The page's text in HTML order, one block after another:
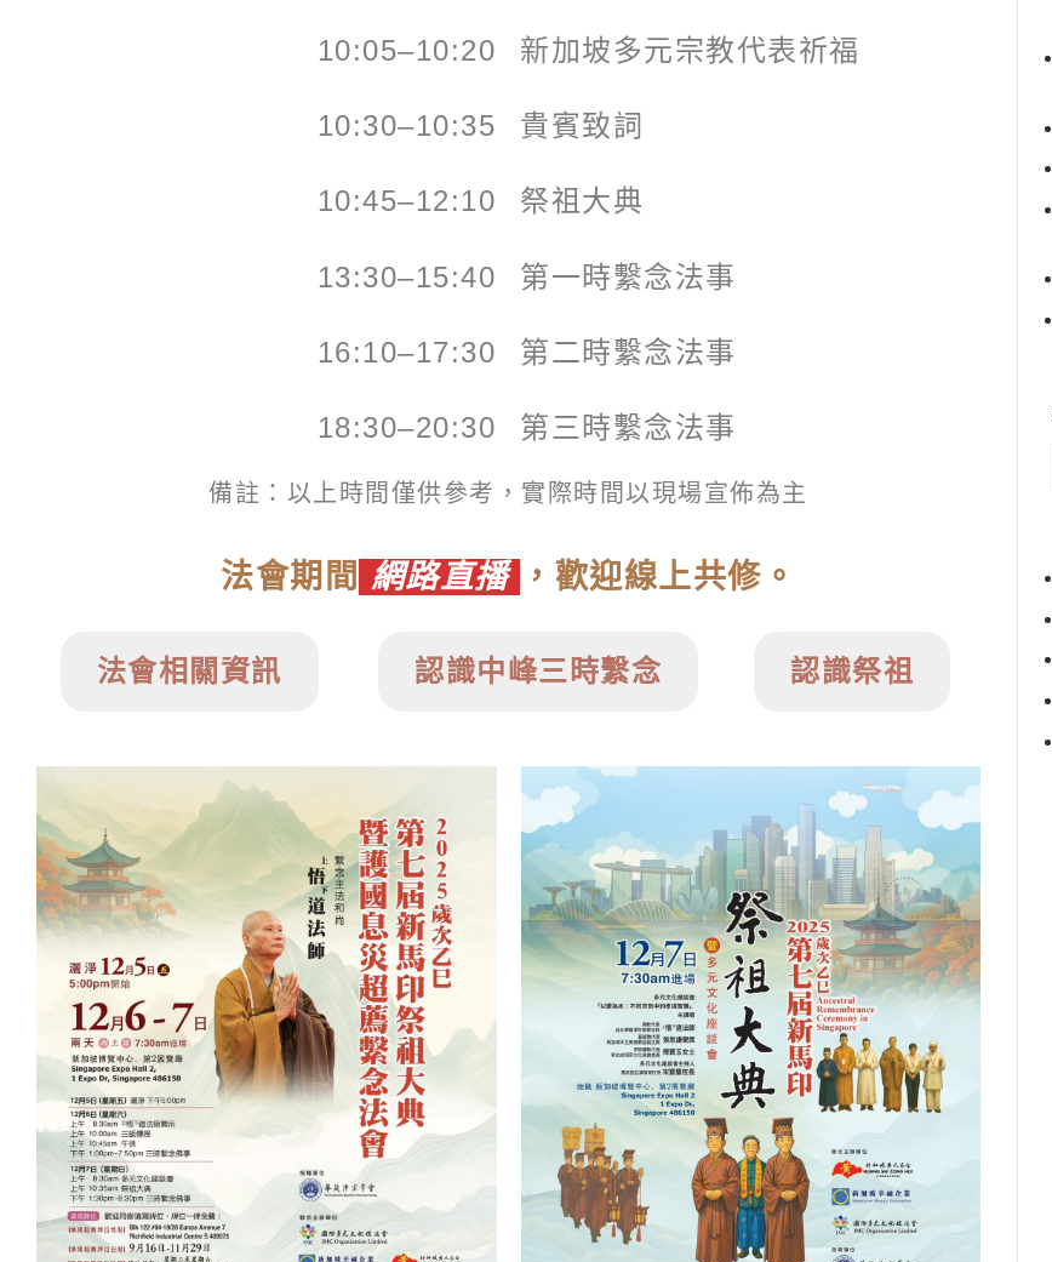
10:05–10:20 新加坡多元宗教代表祈福
10:30–10:35 貴賓致詞
10:45–12:10 祭祖大典
13:30–15:40 第一時繫念法事
16:10–17:30 第二時繫念法事
18:30–20:30 第三時繫念法事
備註：以上時間僅供參考，實際時間以現場宣佈為主
法會期間 網路直播 ，歡迎線上共修。
法會相關資訊 認識中峰三時繫念 認識祭祖